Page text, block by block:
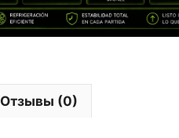
Отзывы (0)